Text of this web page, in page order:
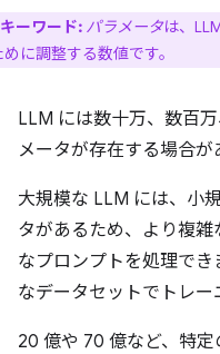
キーワード: パラメータは、
に調整する数値です。
LLM には数十万、数百
メータが存在する場合が
大規模な LLM には、小
タがあるため、より複
なプロンプトを処理で
なデータセットでトレー
20 億や 70 億など、特